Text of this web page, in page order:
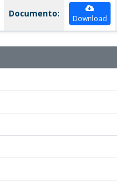
Documento: Download